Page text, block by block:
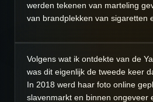
werden tekenen van marteling
van brandplekken van sigaretten
Volgens wat ik ontdekte van de
was dit eigenlijk de tweede keer
In 2018 werd haar foto online
slavenmarkt en binnen ongeveer